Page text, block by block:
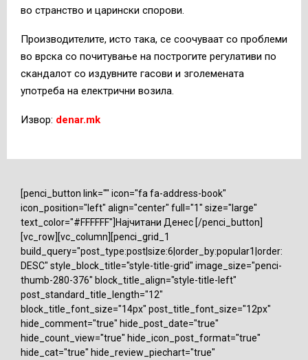
во странство и царински спорови.
Производителите, исто така, се соочуваат со проблеми
во врска со почитување на построгите регулативи по
скандалот со издувните гасови и зголемената
употреба на електрични возила.
Извор: denar.mk
[penci_button link="" icon="fa fa-address-book"
icon_position="left" align="center" full="1" size="large"
text_color="#FFFFFF"]Најчитани Денес [/penci_button]
[vc_row][vc_column][penci_grid_1
build_query="post_type:post|size:6|order_by:popular1|order:
DESC" style_block_title="style-title-grid" image_size="penci-
thumb-280-376" block_title_align="style-title-left"
post_standard_title_length="12"
block_title_font_size="14px" post_title_font_size="12px"
hide_comment="true" hide_post_date="true"
hide_count_view="true" hide_icon_post_format="true"
hide_cat="true" hide_review_piechart="true"